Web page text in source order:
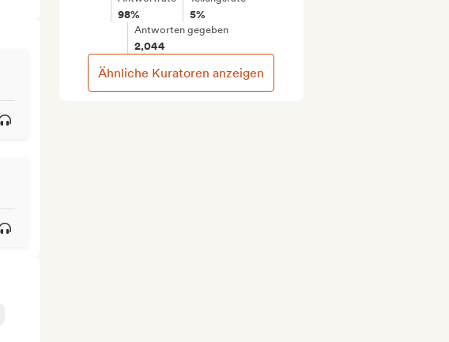
98% 5%
Antworten gegeben
2,044
Ähnliche Kuratoren anzeigen